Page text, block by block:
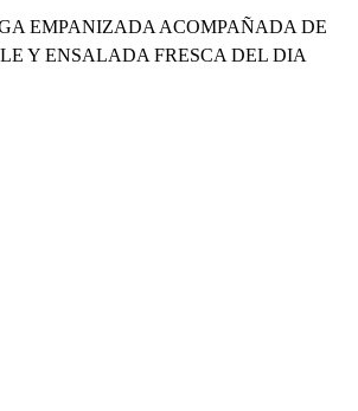
EMPANIZADA ACOMPAÑADA DE
Y ENSALADA FRESCA DEL DIA